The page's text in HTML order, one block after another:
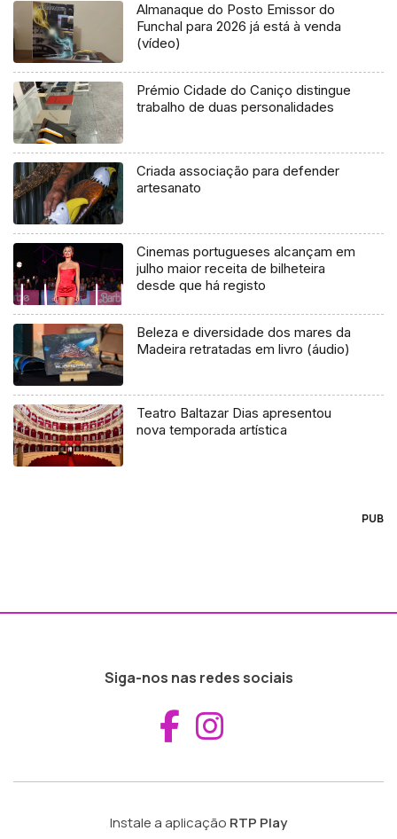
Almanaque do Posto Emissor do
Funchal para 2026 já está à venda
(vídeo)
Prémio Cidade do Caniço distingue
trabalho de duas personalidades
Criada associação para defender
artesanato
Cinemas portugueses alcançam em
julho maior receita de bilheteira
desde que há registo
Beleza e diversidade dos mares da
Madeira retratadas em livro (áudio)
Teatro Baltazar Dias apresentou
nova temporada artística
PUB
Siga-nos nas redes sociais
Aceder ao
Instale a aplicação RTP Play